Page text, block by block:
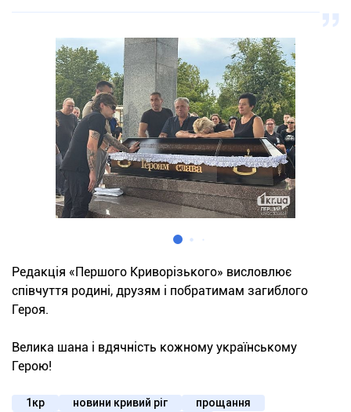
Редакція «Першого Криворізького» висловлює
співчуття родині, друзям і побратимам загиблого
Героя.
Велика шана і вдячність кожному українському
Герою!
1кр новини кривий ріг
прощання